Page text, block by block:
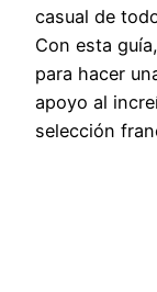
casual de
Con esta
para hacer
apoyo al
selección